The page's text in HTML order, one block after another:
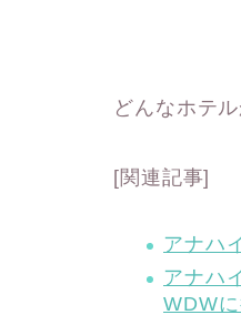
どんなホテ
[関連記事]
アナハ
アナハ
WDW